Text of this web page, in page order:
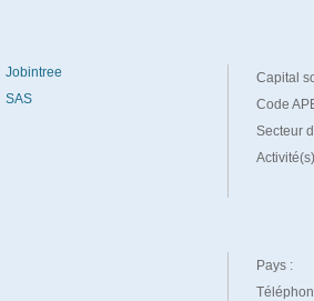
Jobintree
SAS
Capital
Code
Secteur
Pays :